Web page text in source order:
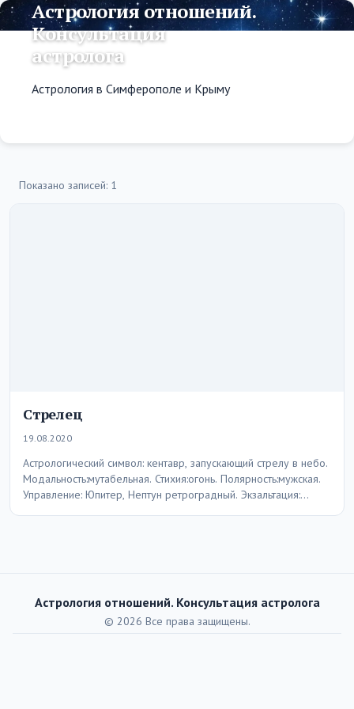
Астрология отношений.
Консультация
астролога
Астрология в Симферополе и Крыму
Показано записей: 1
Стрелец
19.08.2020
Астрологический символ: кентавр, запускающий стрелу в небо.
Модальность:мутабельная. Стихия:огонь. Полярность:мужская.
Управление: Юпитер, Нептун ретроградный. Экзальтация:
Астрология отношений. Консультация астролога
© 2026 Все права защищены.